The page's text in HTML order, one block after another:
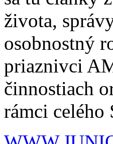
života,
osobnostný
priaznivci
činnostiach
rámci celého